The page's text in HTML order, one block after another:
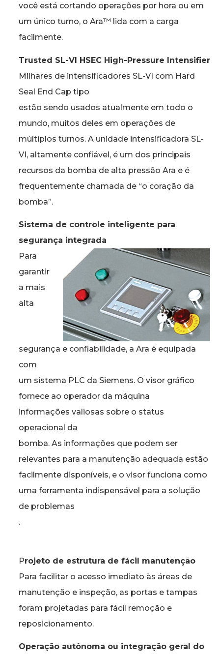
você está cortando operações por hora ou em
um único turno, o Ara™ lida com a carga
facilmente.
Trusted SL-VI HSEC High-Pressure Intensifier
Milhares de intensificadores SL-VI com Hard
Seal End Cap tipo
estão sendo usados atualmente em todo o
mundo, muitos deles em operações de
múltiplos turnos. A unidade intensificadora SL-
VI, altamente confiável, é um dos principais
recursos da bomba de alta pressão Ara e é
frequentemente chamada de “o coração da
bomba”.
Sistema de controle inteligente para
segurança integrada
Para
garantir
a mais
alta
segurança e confiabilidade, a Ara é equipada
com
um sistema PLC da Siemens. O visor gráfico
fornece ao operador da máquina
informações valiosas sobre o status
operacional da
bomba. As informações que podem ser
relevantes para a manutenção adequada estão
facilmente disponíveis, e o visor funciona como
uma ferramenta indispensável para a solução
de problemas
.
Projeto de estrutura de fácil manutenção
Para facilitar o acesso imediato às áreas de
manutenção e inspeção, as portas e tampas
foram projetadas para fácil remoção e
reposicionamento.
Operação autônoma ou integração geral do